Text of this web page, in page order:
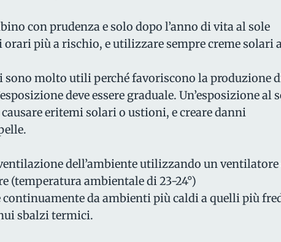
con prudenza e solo dopo l’anno di vita al sole
più a rischio, e utilizzare sempre creme solari
sono molto utili perché favoriscono la produzione
deve essere graduale. Un’esposizione al
eritemi solari o ustioni, e creare danni
dell’ambiente utilizzando un ventilatore
(temperatura ambientale di 23-24°)
continuamente da ambienti più caldi a quelli più
sbalzi termici.